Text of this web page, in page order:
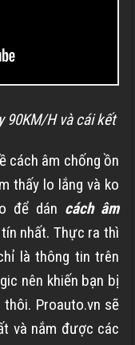
90KM/H và cái kết
cách âm chống ồn
thấy lo lắng và ko
để dán cách âm
nhất. Thực ra thì
là thông tin trên
nên khiến bạn bị
Proauto.vn sẽ
và nắm được các